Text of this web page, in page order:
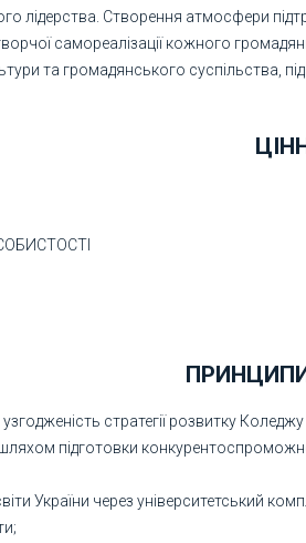
лідерства. Створення атмосфери
самореалізації кожного
та громадянського суспільства,
стратегії розвитку
підготовки
України через університетський